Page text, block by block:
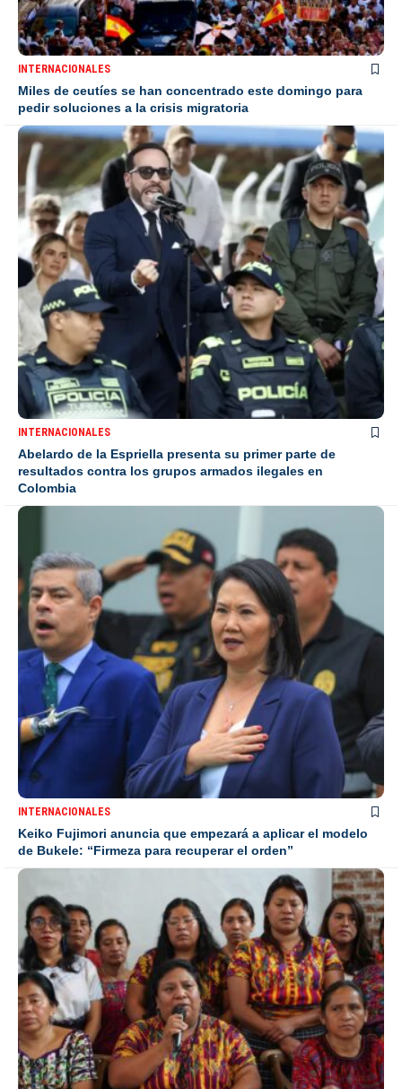
INTERNACIONALES
Miles de ceutíes se han concentrado este domingo para
pedir soluciones a la crisis migratoria
INTERNACIONALES
Abelardo de la Espriella presenta su primer parte de
resultados contra los grupos armados ilegales en
Colombia
INTERNACIONALES
Keiko Fujimori anuncia que empezará a aplicar el modelo
de Bukele: “Firmeza para recuperar el orden”